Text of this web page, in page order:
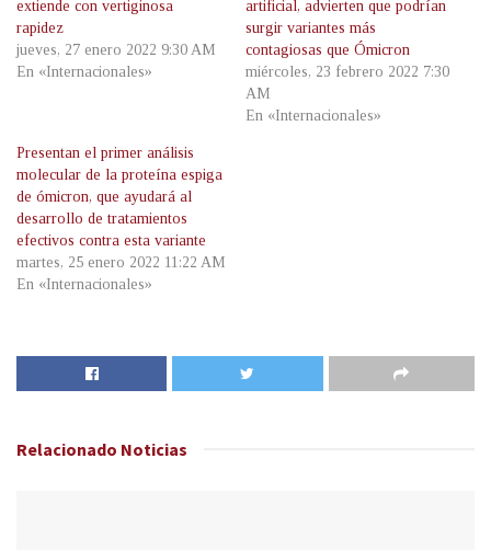
extiende con vertiginosa
rapidez
jueves, 27 enero 2022 9:30 AM
En «Internacionales»
artificial, advierten que podrían
surgir variantes más
contagiosas que Ómicron
miércoles, 23 febrero 2022 7:30
AM
En «Internacionales»
Presentan el primer análisis
molecular de la proteína espiga
de ómicron, que ayudará al
desarrollo de tratamientos
efectivos contra esta variante
martes, 25 enero 2022 11:22 AM
En «Internacionales»
Relacionado Noticias